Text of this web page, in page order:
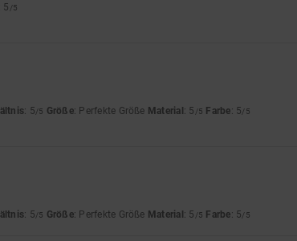
: 5 /5
: 5/5 Größe: Perfekte Größe Material : 5 /5 Farbe: 5/5
: 5/5 Größe: Perfekte Größe Material : 5 /5 Farbe: 5/5